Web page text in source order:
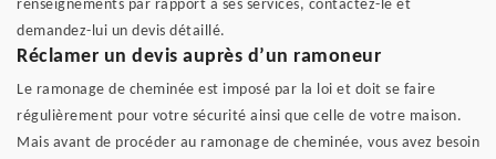
renseignements par rapport à ses services, contactez-le et
demandez-lui un devis détaillé.
Réclamer un devis auprès d’un ramoneur
Le ramonage de cheminée est imposé par la loi et doit se faire
régulièrement pour votre sécurité ainsi que celle de votre maison.
Mais avant de procéder au ramonage de cheminée, vous avez besoin